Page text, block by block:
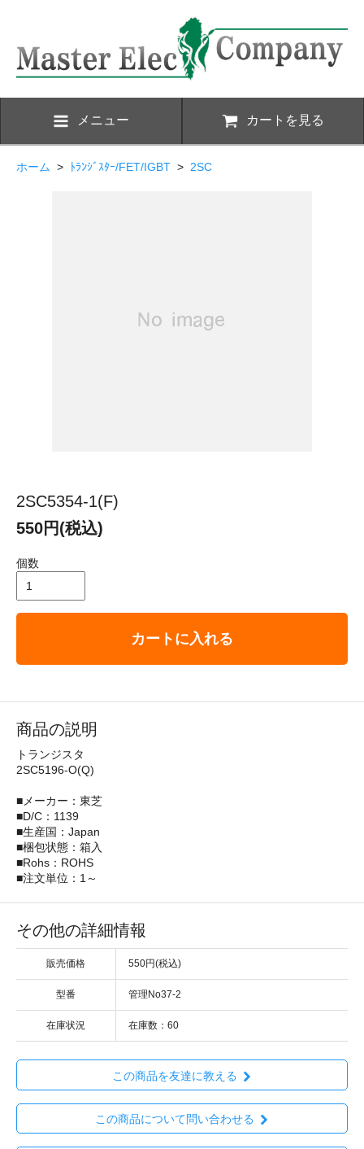
メニュー カートを見る
ホーム > ﾄﾗﾝｼﾞｽﾀｰ/FET/IGBT > 2SC
2SC5354-1(F)
550円(税込)
個数
カートに入れる
商品の説明
トランジスタ
2SC5196-O(Q)
■メーカー：東芝
■D/C：1139
■生産国：Japan
■梱包状態：箱入
■Rohs：ROHS
■注文単位：1～
その他の詳細情報
販売価格 550円(税込)
型番 管理No37-2
在庫状況 在庫数：60
この商品を友達に教える
この商品について問い合わせる